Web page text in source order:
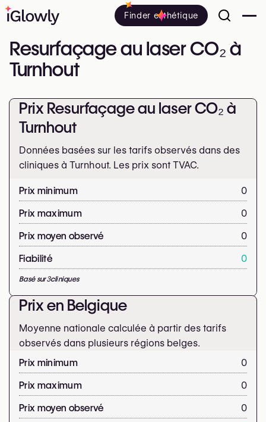
Finder esthétique
Resurfaçage au laser CO₂ à
Turnhout
Prix Resurfaçage au laser CO₂ à
Turnhout
Données basées sur les tarifs observés dans des
cliniques à Turnhout. Les prix sont TVAC.
Prix minimum
0
Prix maximum
0
Prix moyen observé
0
Fiabilité
0
Basé sur3cliniques
Prix en Belgique
Moyenne nationale calculée à partir des tarifs
observés dans plusieurs régions belges.
Prix minimum
0
Prix maximum
0
Prix moyen observé
0